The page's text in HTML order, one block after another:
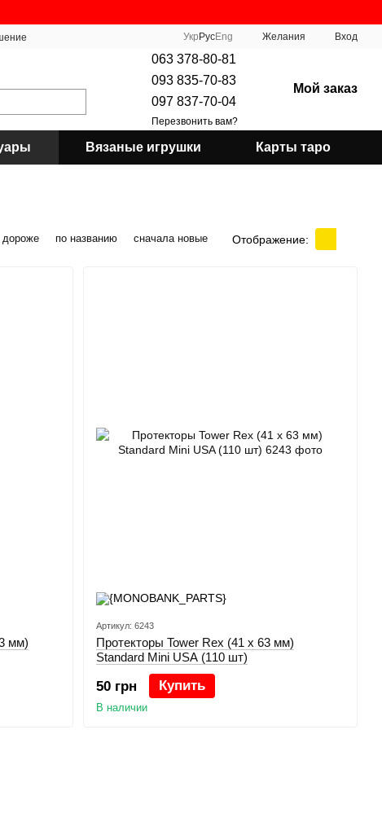
Укр РусEng Желания Вход
063 378-80-81
093 835-70-83
097 837-70-04
Перезвонить вам?
Мой заказ
Вязаные игрушки Карты таро
дороже по названию сначала новые Отображение:
мм)
Артикул: 6243
Протекторы Tower Rex (41 x 63 мм)
Standard Mini USA (110 шт)
50 грн Купить
В наличии